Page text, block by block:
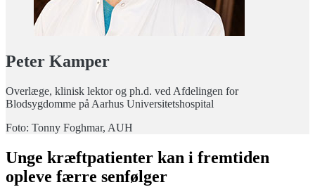
Peter Kamper
Overlæge, klinisk lektor og ph.d. ved Afdelingen for
Blodsygdomme på Aarhus Universitetshospital
Foto: Tonny Foghmar, AUH
Unge kræftpatienter kan i fremtiden
opleve færre senfølger